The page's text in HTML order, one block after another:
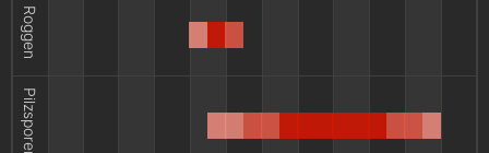
Roggen
Pilzsporen